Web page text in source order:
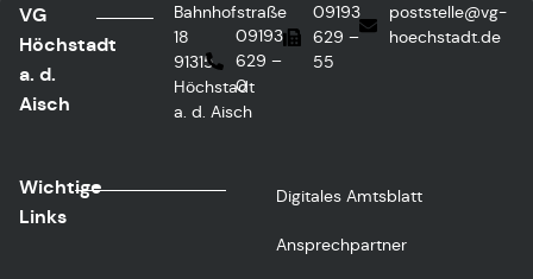
VG
Höchstadt
a. d.
Aisch
Bahnhofstraße
18
91315
Höchstadt
a. d. Aisch
09193
629 –
0
09193
629 –
55
poststelle@vg-
hoechstadt.de
Wichtige
Links
Digitales Amtsblatt
Ansprechpartner